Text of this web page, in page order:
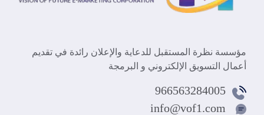
مؤسسة نظرة المستقبل للدعاية والإعلان رائدة في تقديم
أعمال التسويق الإلكتروني و البرمجة
966563284005
info@vof1.com